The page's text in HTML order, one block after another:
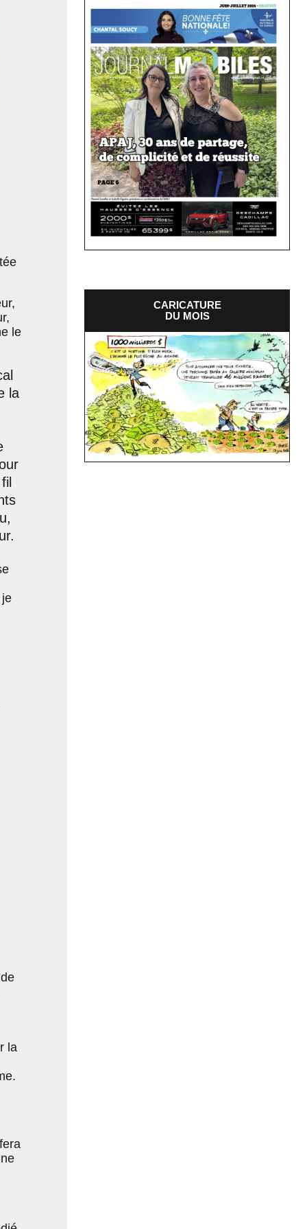
le
la
la
CARICATURE
DU MOIS